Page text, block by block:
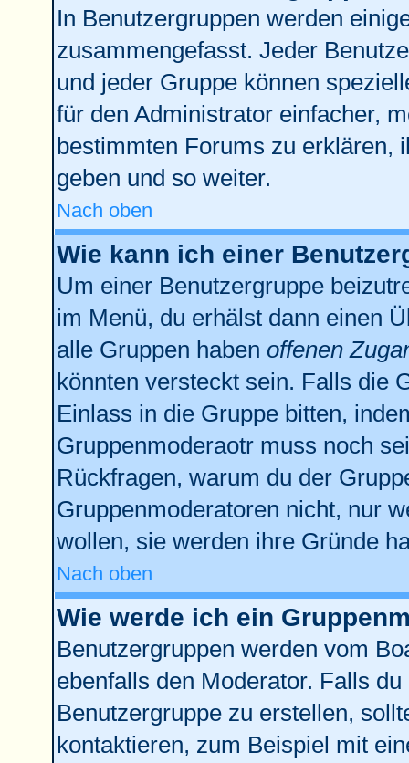
In Benutzergruppen werden
zusammengefasst. Jeder
und jeder Gruppe können
für den Administrator einfacher,
bestimmten Forums zu erklären,
geben und so weiter.
Nach oben
Wie kann ich einer
Um einer Benutzergruppe
im Menü, du erhälst dann einen
alle Gruppen haben offenen
könnten versteckt sein. Falls die
Einlass in die Gruppe bitten,
Gruppenmoderaotr muss noch
Rückfragen, warum du der
Gruppenmoderatoren nicht, nur
wollen, sie werden ihre Gründe
Nach oben
Wie werde ich ein
Benutzergruppen werden vom
ebenfalls den Moderator. Falls
Benutzergruppe zu erstellen,
kontaktieren, zum Beispiel mit